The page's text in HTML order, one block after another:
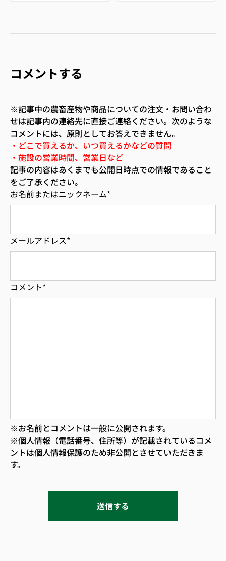
コメントする
※記事中の農畜産物や商品についての注文・お問い合わ
せは記事内の連絡先に直接ご連絡ください。次のような
コメントには、原則としてお答えできません。
・どこで買えるか、いつ買えるかなどの質問
・施設の営業時間、営業日など
記事の内容はあくまでも公開日時点での情報であること
をご了承ください。
お名前またはニックネーム*
メールアドレス*
コメント*
※お名前とコメントは一般に公開されます。
※個人情報（電話番号、住所等）が記載されているコメ
ントは個人情報保護のため非公開とさせていただきま
す。